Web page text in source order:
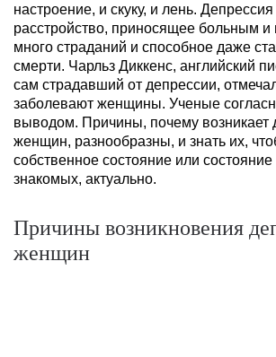
настроение, и скуку, и лень.
расстройство, приносящее больным и
много страданий и способное даже
смерти. Чарльз Диккенс, английский
сам страдавший от депрессии,
заболевают женщины. Ученые
выводом. Причины, почему возникает
женщин, разнообразны, и знать их,
собственное состояние или
знакомых, актуально.
Причины возникновения
женщин